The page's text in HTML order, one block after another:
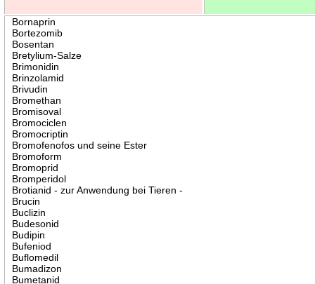
Bornaprin
Bortezomib
Bosentan
Bretylium-Salze
Brimonidin
Brinzolamid
Brivudin
Bromethan
Bromisoval
Bromociclen
Bromocriptin
Bromofenofos und seine Ester
Bromoform
Bromoprid
Bromperidol
Brotianid - zur Anwendung bei Tieren -
Brucin
Buclizin
Budesonid
Budipin
Bufeniod
Buflomedil
Bumadizon
Bumetanid